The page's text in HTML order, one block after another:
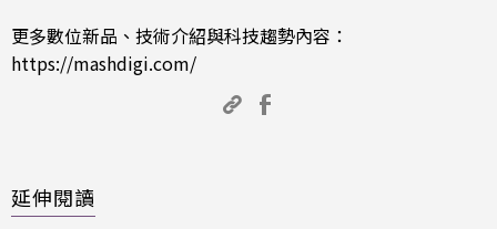
更多數位新品、技術介紹與科技趨勢內容：
https://mashdigi.com/
延伸閱讀